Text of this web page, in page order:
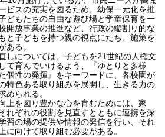
ビスの充実を図るため、幼保一元化を推
どもたちの自由な遊び場と学童保育を一
開放事業の推進など、行政の縦割り的な
と子どもを持つ親の視点にたち、施策を
ある。
しについては、子どもを21世紀の人権文
て育んでいけるよう、『ゆとりと多様
個性の発揮』をキーワードに、各校園が
特色ある取り組みを展開し、生きる力の
められる。
上を図り豊かな心を育むためには、家
れぞれの役割を見直すとともに連携を深
習の場の提供や情報の発信を行い、それ
に向けて取り組む必要がある。